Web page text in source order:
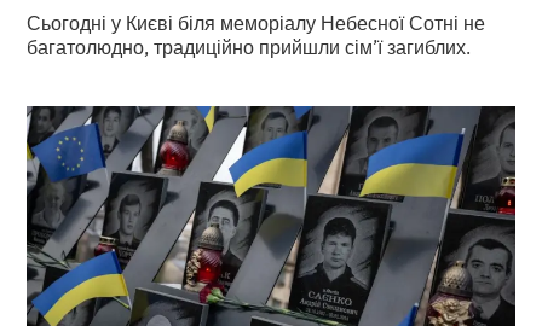
Сьогодні у Києві біля меморіалу Небесної Сотні не
багатолюдно, традиційно прийшли сім’ї загиблих.